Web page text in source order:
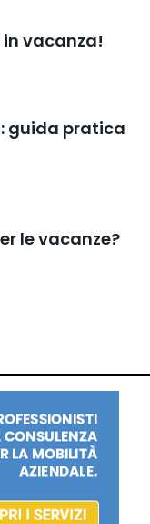
vacanza!
guida pratica
le vacanze?